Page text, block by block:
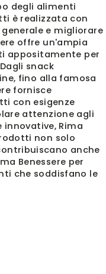
degli alimenti
è realizzata con
e migliorare
offre un'ampia
appositamente per
snack
fino alla famosa
fornisce
con esigenze
attenzione agli
Rima
non solo
anche
Benessere per
che soddisfano le